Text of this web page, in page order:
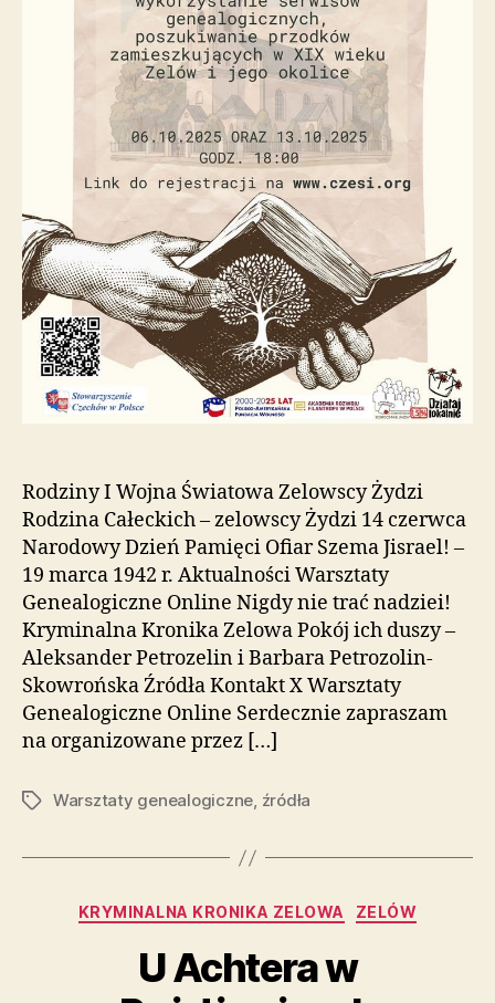
Rodziny I Wojna Światowa Zelowscy Żydzi
Rodzina Całeckich – zelowscy Żydzi 14 czerwca
Narodowy Dzień Pamięci Ofiar Szema Jisrael! –
19 marca 1942 r. Aktualności Warsztaty
Genealogiczne Online Nigdy nie trać nadziei!
Kryminalna Kronika Zelowa Pokój ich duszy –
Aleksander Petrozelin i Barbara Petrozolin-
Skowrońska Źródła Kontakt X Warsztaty
Genealogiczne Online Serdecznie zapraszam
na organizowane przez […]
TagiWarsztaty genealogiczne, źródła
Kategorie
KRYMINALNA KRONIKA ZELOWA ZELÓW
U Achtera w